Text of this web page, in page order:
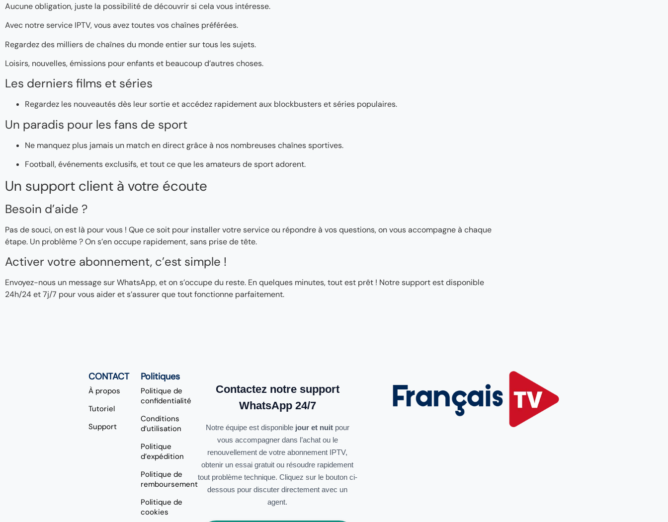
Aucune obligation, juste la possibilité de découvrir si cela vous intéresse.
Avec notre service IPTV, vous avez toutes vos chaînes préférées.
Regardez des milliers de chaînes du monde entier sur tous les sujets.
Loisirs, nouvelles, émissions pour enfants et beaucoup d’autres choses.
Les derniers films et séries
Regardez les nouveautés dès leur sortie et accédez rapidement aux blockbusters et séries populaires.
Un paradis pour les fans de sport
Ne manquez plus jamais un match en direct grâce à nos nombreuses chaînes sportives.
Football, événements exclusifs, et tout ce que les amateurs de sport adorent.
Un support client à votre écoute
Besoin d’aide ?
Pas de souci, on est là pour vous ! Que ce soit pour installer votre service ou répondre à vos questions, on vous accompagne à chaque
étape. Un problème ? On s’en occupe rapidement, sans prise de tête.
Activer votre abonnement, c’est simple !
Envoyez-nous un message sur WhatsApp, et on s’occupe du reste. En quelques minutes, tout est prêt ! Notre support est disponible
24h/24 et 7j/7 pour vous aider et s’assurer que tout fonctionne parfaitement.
CONTACT
À propos
Tutoriel
Support
Politiques
Politique de
confidentialité
Conditions
d’utilisation
Politique
d’expédition
Politique de
remboursement
Politique de
cookies
Contactez notre support
WhatsApp 24/7
Notre équipe est disponible jour et nuitpour
vous accompagner dans l’achat ou le
renouvellement de votre abonnement IPTV,
obtenir un essai gratuit ou résoudre rapidement
tout problème technique. Cliquez sur le bouton ci-
dessous pour discuter directement avec un
agent.